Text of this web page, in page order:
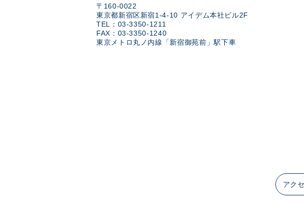
〒160-0022
東京都新宿区新宿1-4-10 アイデム本社ビル2F
TEL：03-3350-1211
FAX：03-3350-1240
東京メトロ丸ノ内線「新宿御苑前」駅下車
アク